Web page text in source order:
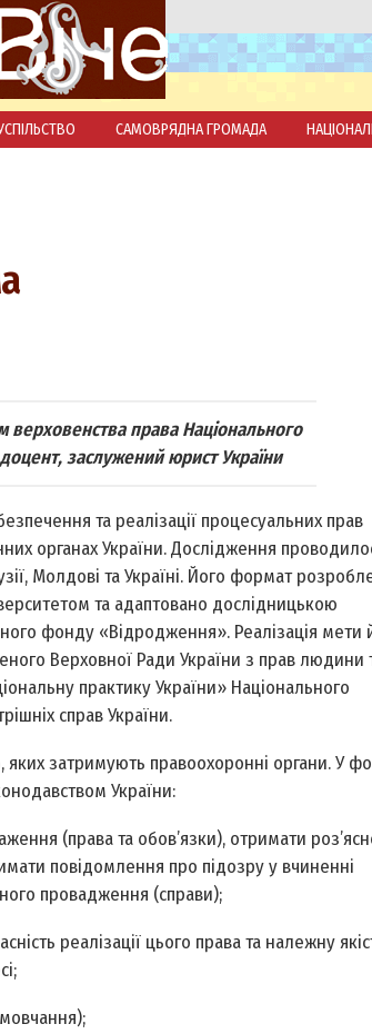
САМОВРЯДНА ГРОМАДА
права Національного
заслужений юрист України
та реалізації процесуальних прав
органах України. Дослідження
Молдові та Україні. Його формат
та адаптовано дослідницькою
фонду «Відродження». Реалізація мети
Верховної Ради України з прав людини
практику України» Національного
справ України.
затримують правоохоронні органи. У
України:
(права та обов’язки), отримати
повідомлення про підо­зру у вчиненні
провадження (справи);
реалізації цього права та належну